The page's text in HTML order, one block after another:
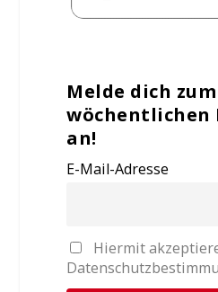
Melde dich zum
wöchentlichen
an!
E-Mail-Adresse
Hiermit